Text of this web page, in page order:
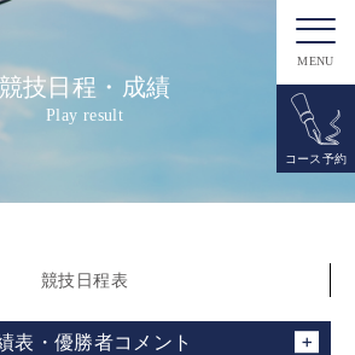
MENU
コース予約
競技日程・成績
Play result
競技日程表
表・優勝者コメント